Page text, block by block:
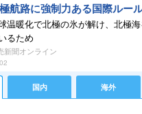
航路に強制力ある国際ルー
温暖化で北極の氷が解け、北極
るため
新聞オンライン
国内 海外